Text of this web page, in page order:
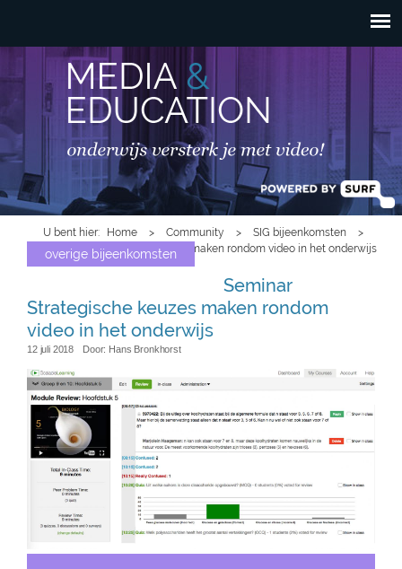
inhoud gaan
HOOFDMENU
U bent hier Home > Community > SIG bijeenkomsten
>
Seminar Strategische keuzes maken rondom video in het onderwijs
overige bijeenkomsten
Seminar
Strategische keuzes maken rondom
video in het onderwijs
12 juli 2018 Door: Hans Bronkhorst
review.png